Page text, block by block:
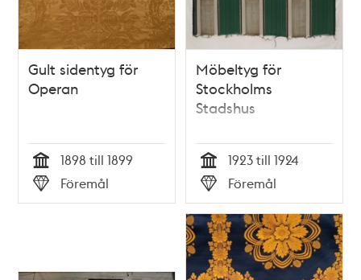
Gult sidentyg för
Operan
Tid
1898 till 1899
Typ
Föremål
Möbeltyg för
Stockholms
Stadshus
Tid
1923 till 1924
Typ
Föremål